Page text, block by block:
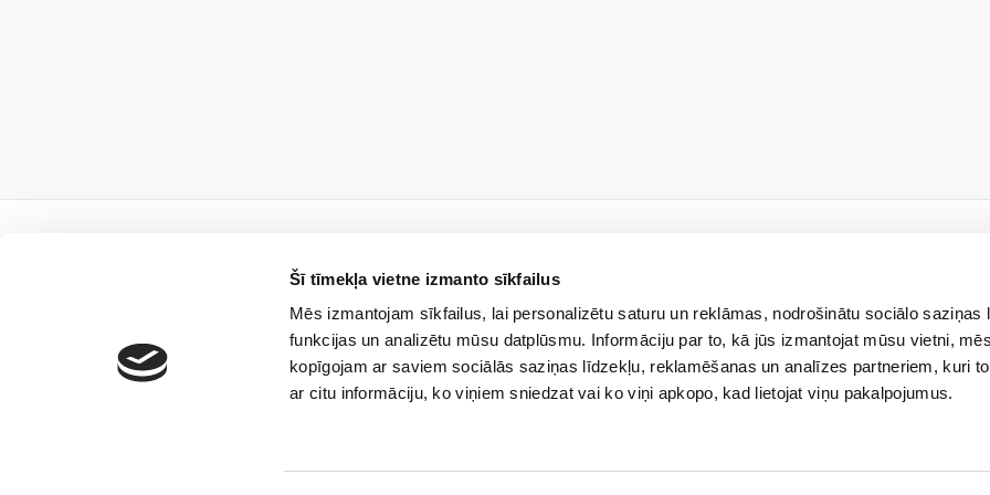
Šī tīmekļa vietne izmanto sīkfailus
Mēs izmantojam sīkfailus, lai personalizētu saturu un reklāmas, nodrošinātu sociālo saziņas
funkcijas un analizētu mūsu datplūsmu. Informāciju par to, kā jūs izmantojat mūsu vietni,
kopīgojam ar saviem sociālās saziņas līdzekļu, reklamēšanas un analīzes partneriem, kuri
ar citu informāciju, ko viņiem sniedzat vai ko viņi apkopo, kad lietojat viņu pakalpojumus.
Подпишись на нашу рассылку и